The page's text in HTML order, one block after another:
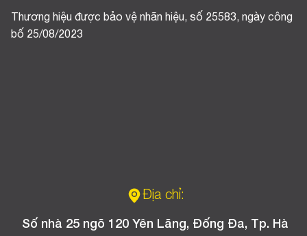
Thương hiệu được bảo vệ nhãn hiệu, số 25583, ngày công
bố 25/08/2023
Địa chỉ:
Số nhà 25 ngõ 120 Yên Lãng, Đống Đa, Tp. Hà